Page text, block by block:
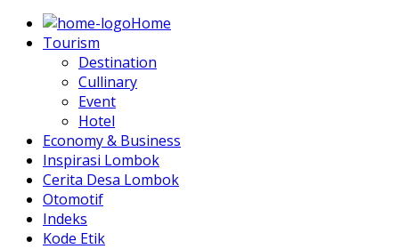
Home
Tourism
Destination
Cullinary
Event
Hotel
Economy & Business
Inspirasi Lombok
Cerita Desa Lombok
Otomotif
Indeks
Kode Etik